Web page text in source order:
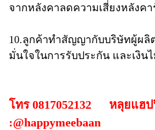
จากหลังคา​ลดความเสี่ยงหลังคา
10.ลูกค้าทำสัญญากับบริษัทผู้ผลิ
มั่นใจในการรับประกัน​ และเงิน
โทร 0817052132 หลุยแฮ
:@happymeebaan